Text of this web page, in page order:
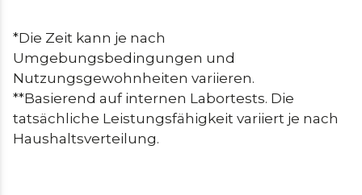
*Die Zeit kann je nach
Umgebungsbedingungen und
Nutzungsgewohnheiten variieren.
**Basierend auf internen Labortests. Die
tatsächliche Leistungsfähigkeit variiert je nach
Haushaltsverteilung.